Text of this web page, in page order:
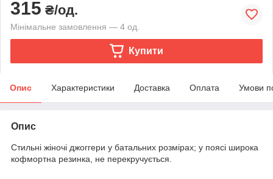
315 ₴/од.
Мінімальне замовлення — 4 од.
Купити
Опис Характеристики Доставка Оплата Умови
Опис
Стильні жіночі джоггери у батальних розмірах; у поясі широка
кофмортна резинка, не перекручується.